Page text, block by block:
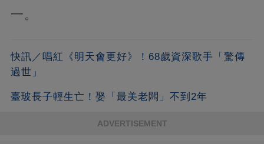
一。
快訊／唱紅《明天會更好》！68歲資深歌手「驚傳
過世」
臺玻長子輕生亡！娶「最美老闆」不到2年
ADVERTISEMENT